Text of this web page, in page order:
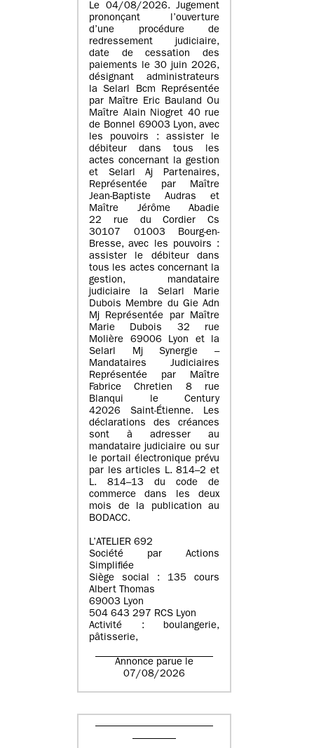
Le 04/08/2026. Jugement
prononçant l’ouverture
d’une procédure de
redressement judiciaire,
date de cessation des
paiements le 30 juin 2026,
désignant administrateurs
la Selarl Bcm Représentée
par Maître Eric Bauland Ou
Maître Alain Niogret 40 rue
de Bonnel 69003 Lyon, avec
les pouvoirs : assister le
débiteur dans tous les
actes concernant la gestion
et Selarl Aj Partenaires,
Représentée par Maître
Jean-Baptiste Audras et
Maître Jérôme Abadie
22 rue du Cordier Cs
30107 01003 Bourg-en-
Bresse, avec les pouvoirs :
assister le débiteur dans
tous les actes concernant la
gestion, mandataire
judiciaire la Selarl Marie
Dubois Membre du Gie Adn
Mj Représentée par Maître
Marie Dubois 32 rue
Molière 69006 Lyon et la
Selarl Mj Synergie –
Mandataires Judiciaires
Représentée par Maître
Fabrice Chretien 8 rue
Blanqui le Century
42026 Saint-Étienne. Les
déclarations des créances
sont à adresser au
mandataire judiciaire ou sur
le portail électronique prévu
par les articles L. 814–2 et
L. 814–13 du code de
commerce dans les deux
mois de la publication au
BODACC.
L’ATELIER 692
Société par Actions
Simplifiée
Siège social : 135 cours
Albert Thomas
69003 Lyon
504 643 297 RCS Lyon
Activité : boulangerie,
pâtisserie,
Annonce parue le
07/08/2026